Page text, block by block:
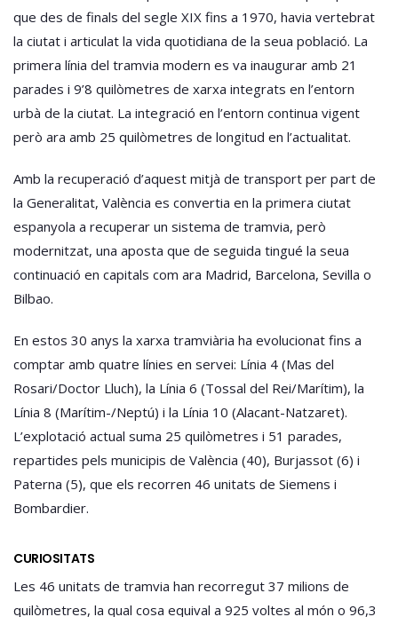
que des de finals del segle XIX fins a 1970, havia vertebrat
la ciutat i articulat la vida quotidiana de la seua població. La
primera línia del tramvia modern es va inaugurar amb 21
parades i 9’8 quilòmetres de xarxa integrats en l’entorn
urbà de la ciutat. La integració en l’entorn continua vigent
però ara amb 25 quilòmetres de longitud en l’actualitat.
Amb la recuperació d’aquest mitjà de transport per part de
la Generalitat, València es convertia en la primera ciutat
espanyola a recuperar un sistema de tramvia, però
modernitzat, una aposta que de seguida tingué la seua
continuació en capitals com ara Madrid, Barcelona, Sevilla o
Bilbao.
En estos 30 anys la xarxa tramviària ha evolucionat fins a
comptar amb quatre línies en servei: Línia 4 (Mas del
Rosari/Doctor Lluch), la Línia 6 (Tossal del Rei/Marítim), la
Línia 8 (Marítim-/Neptú) i la Línia 10 (Alacant-Natzaret).
L’explotació actual suma 25 quilòmetres i 51 parades,
repartides pels municipis de València (40), Burjassot (6) i
Paterna (5), que els recorren 46 unitats de Siemens i
Bombardier.
CURIOSITATS
Les 46 unitats de tramvia han recorregut 37 milions de
quilòmetres, la qual cosa equival a 925 voltes al món o 96,3